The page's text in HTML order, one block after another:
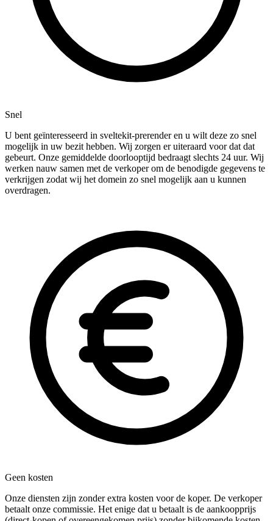
Snel
U bent geïnteresseerd in sveltekit-prerender en u wilt deze zo snel
mogelijk in uw bezit hebben. Wij zorgen er uiteraard voor dat dat
gebeurt. Onze gemiddelde doorlooptijd bedraagt slechts 24 uur. Wij
werken nauw samen met de verkoper om de benodigde gegevens te
verkrijgen zodat wij het domein zo snel mogelijk aan u kunnen
overdragen.
Geen kosten
Onze diensten zijn zonder extra kosten voor de koper. De verkoper
betaalt onze commissie. Het enige dat u betaalt is de aankoopprijs